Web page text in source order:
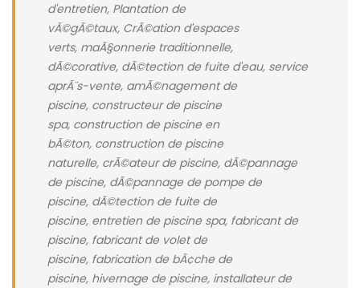
d'entretien, Plantation de
vÃ©gÃ©taux, CrÃ©ation d'espaces
verts, maÃ§onnerie traditionnelle,
dÃ©corative, dÃ©tection de fuite d'eau, service
aprÃ¨s-vente, amÃ©nagement de
piscine, constructeur de piscine
spa, construction de piscine en
bÃ©ton, construction de piscine
naturelle, crÃ©ateur de piscine, dÃ©pannage
de piscine, dÃ©pannage de pompe de
piscine, dÃ©tection de fuite de
piscine, entretien de piscine spa, fabricant de
piscine, fabricant de volet de
piscine, fabrication de bÃ¢che de
piscine, hivernage de piscine, installateur de